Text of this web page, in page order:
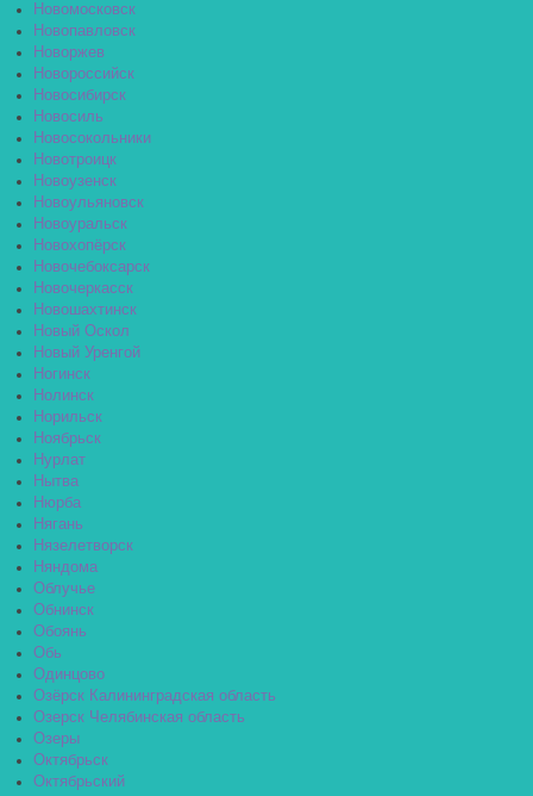
Новомосковск
Новопавловск
Новоржев
Новороссийск
Новосибирск
Новосиль
Новосокольники
Новотроицк
Новоузенск
Новоульяновск
Новоуральск
Новохопёрск
Новочебоксарск
Новочеркасск
Новошахтинск
Новый Оскол
Новый Уренгой
Ногинск
Нолинск
Норильск
Ноябрьск
Нурлат
Нытва
Нюрба
Нягань
Нязелетворск
Няндома
Облучье
Обнинск
Обоянь
Обь
Одинцово
Озёрск Калининградская область
Озерск Челябинская область
Озеры
Октябрьск
Октябрьский